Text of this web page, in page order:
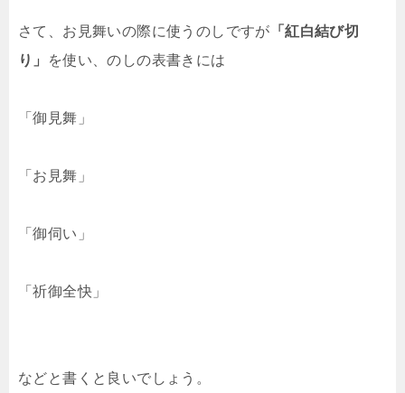
さて、お見舞いの際に使うのしですが 「紅白結び切
り」
を使い、のしの表書きには
「御見舞」
「お見舞」
「御伺い」
「祈御全快」
などと書くと良いでしょう。